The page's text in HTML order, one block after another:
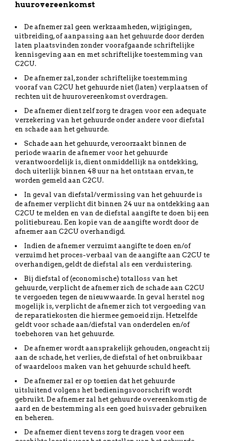
huurovereenkomst
De afnemer zal geen werkzaamheden, wijzigingen,
uitbreiding, of aanpassing aan het gehuurde door derden
laten plaatsvinden zonder voorafgaande schriftelijke
kennisgeving aan en met schriftelijke toestemming van
C2CU.
De afnemer zal, zonder schriftelijke toestemming
vooraf van C2CU het gehuurde niet (laten) verplaatsen of
rechten uit de huurovereenkomst overdragen.
De afnemer dient zelf zorg te dragen voor een adequate
verzekering van het gehuurde onder andere voor diefstal
en schade aan het gehuurde.
Schade aan het gehuurde, veroorzaakt binnen de
periode waarin de afnemer voor het gehuurde
verantwoordelijk is, dient onmiddellijk na ontdekking,
doch uiterlijk binnen 48 uur na het ontstaan ervan, te
worden gemeld aan C2CU.
In geval van diefstal/vermissing van het gehuurde is
de afnemer verplicht dit binnen 24 uur na ontdekking aan
C2CU te melden en van de diefstal aangifte te doen bij een
politiebureau. Een kopie van de aangifte wordt door de
afnemer aan C2CU overhandigd.
Indien de afnemer verzuimt aangifte te doen en/of
verzuimd het proces-verbaal van de aangifte aan C2CU te
overhandigen, geldt de diefstal als een verduistering.
Bij diefstal of (economische) totalloss van het
gehuurde, verplicht de afnemer zich de schade aan C2CU
te vergoeden tegen de nieuwwaarde. In geval herstel nog
mogelijk is, verplicht de afnemer zich tot vergoeding van
de reparatiekosten die hiermee gemoeid zijn. Hetzelfde
geldt voor schade aan/diefstal van onderdelen en/of
toebehoren van het gehuurde.
De afnemer wordt aansprakelijk gehouden, ongeacht zij
aan de schade, het verlies, de diefstal of het onbruikbaar
of waardeloos maken van het gehuurde schuld heeft.
De afnemer zal er op toezien dat het gehuurde
uitsluitend volgens het bedieningsvoorschrift wordt
gebruikt. De afnemer zal het gehuurde overeenkomstig de
aard en de bestemming als een goed huisvader gebruiken
en beheren.
De afnemer dient tevens zorg te dragen voor een